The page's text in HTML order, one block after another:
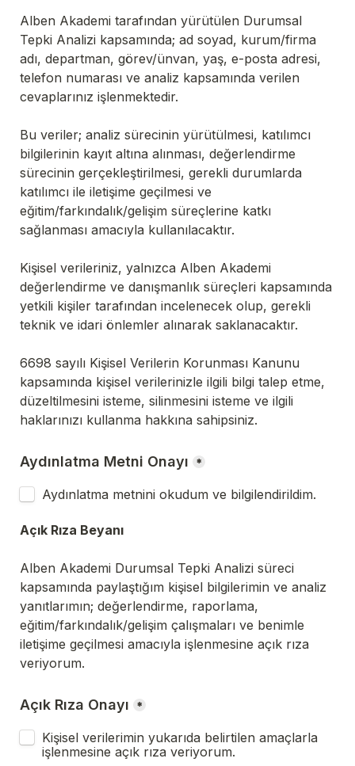
Alben Akademi tarafından yürütülen Durumsal
Tepki Analizi kapsamında; ad soyad, kurum/firma
adı, departman, görev/ünvan, yaş, e-posta adresi,
telefon numarası ve analiz kapsamında verilen
cevaplarınız işlenmektedir.
Bu veriler; analiz sürecinin yürütülmesi, katılımcı
bilgilerinin kayıt altına alınması, değerlendirme
sürecinin gerçekleştirilmesi, gerekli durumlarda
katılımcı ile iletişime geçilmesi ve
eğitim/farkındalık/gelişim süreçlerine katkı
sağlanması amacıyla kullanılacaktır.
Kişisel verileriniz, yalnızca Alben Akademi
değerlendirme ve danışmanlık süreçleri kapsamında
yetkili kişiler tarafından incelenecek olup, gerekli
teknik ve idari önlemler alınarak saklanacaktır.
6698 sayılı Kişisel Verilerin Korunması Kanunu
kapsamında kişisel verilerinizle ilgili bilgi talep etme,
düzeltilmesini isteme, silinmesini isteme ve ilgili
haklarınızı kullanma hakkına sahipsiniz.
Aydınlatma Metni Onayı *
Aydınlatma metnini okudum ve bilgilendirildim.
Açık Rıza Beyanı
Alben Akademi Durumsal Tepki Analizi süreci
kapsamında paylaştığım kişisel bilgilerimin ve analiz
yanıtlarımın; değerlendirme, raporlama,
eğitim/farkındalık/gelişim çalışmaları ve benimle
iletişime geçilmesi amacıyla işlenmesine açık rıza
veriyorum.
Açık Rıza Onayı *
Kişisel verilerimin yukarıda belirtilen amaçlarla
işlenmesine açık rıza veriyorum.